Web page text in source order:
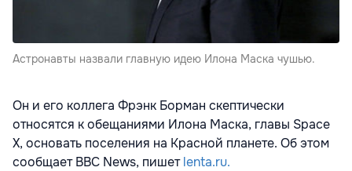
Астронавты назвали главную идею Илона Маска чушью.
Он и его коллега Фрэнк Борман скептически
относятся к обещаниями Илона Маска, главы Space
X, основать поселения на Красной планете. Об этом
сообщает BBC News, пишетlenta.ru.